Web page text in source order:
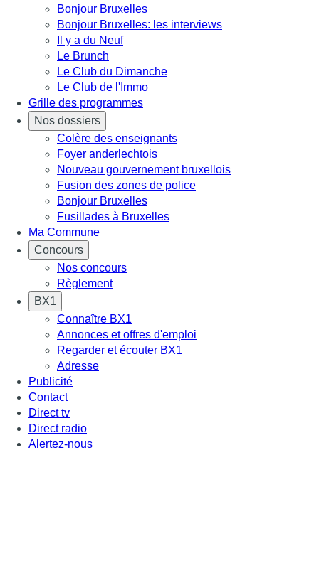
Bonjour Bruxelles
Bonjour Bruxelles: les interviews
Il y a du Neuf
Le Brunch
Le Club du Dimanche
Le Club de l'Immo
Grille des programmes
Nos dossiers
Colère des enseignants
Foyer anderlechtois
Nouveau gouvernement bruxellois
Fusion des zones de police
Bonjour Bruxelles
Fusillades à Bruxelles
Ma Commune
Concours
Nos concours
Règlement
BX1
Connaître BX1
Annonces et offres d'emploi
Regarder et écouter BX1
Adresse
Publicité
Contact
Direct tv
Direct radio
Alertez-nous